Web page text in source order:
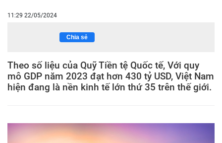
11:29 22/05/2024
Chia sẻ
Theo số liệu của Quỹ Tiền tệ Quốc tế, Với quy
mô GDP năm 2023 đạt hơn 430 tỷ USD, Việt Nam
hiện đang là nền kinh tế lớn thứ 35 trên thế giới.